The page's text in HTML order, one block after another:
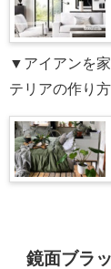
▼アイアンを
テリアの作り方
鏡面ブラ